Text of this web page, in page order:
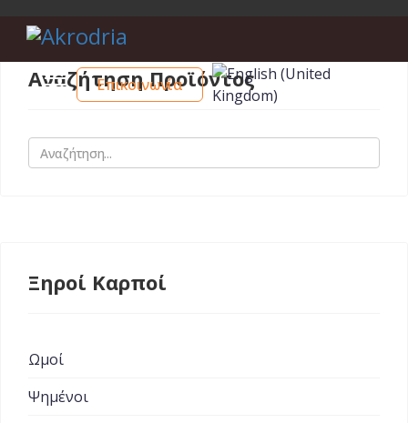
Επικοινωνία
Αναζήτηση Προϊόντος
Αναζήτηση
Ξηροί Καρποί
Ωμοί
Ψημένοι